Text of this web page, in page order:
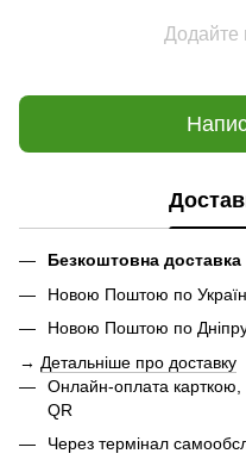
Додайте
Безкоштовна доставка
Новою Поштою по
Новою Поштою по
→ Детальніше про доставку
Онлайн-оплата карткою,
QR
Через термінал